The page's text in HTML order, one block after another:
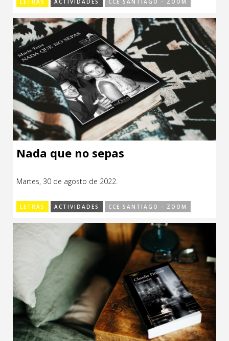
LETRAS ACTIVIDADES CCE SANTIAGO - ZOOM
Nada que no sepas
Martes, 30 de agosto de 2022.
LETRAS ACTIVIDADES CCE SANTIAGO - ZOOM